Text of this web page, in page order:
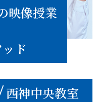
映像授業
ド
西神中央教室